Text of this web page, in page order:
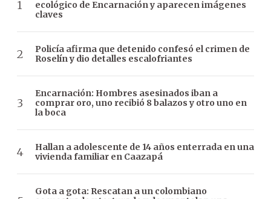
ecológico de Encarnación y aparecen imágenes
claves
Policía afirma que detenido confesó el crimen de
Roselín y dio detalles escalofriantes
Encarnación: Hombres asesinados iban a
comprar oro, uno recibió 8 balazos y otro uno en
la boca
Hallan a adolescente de 14 años enterrada en una
vivienda familiar en Caazapá
Gota a gota: Rescatan a un colombiano